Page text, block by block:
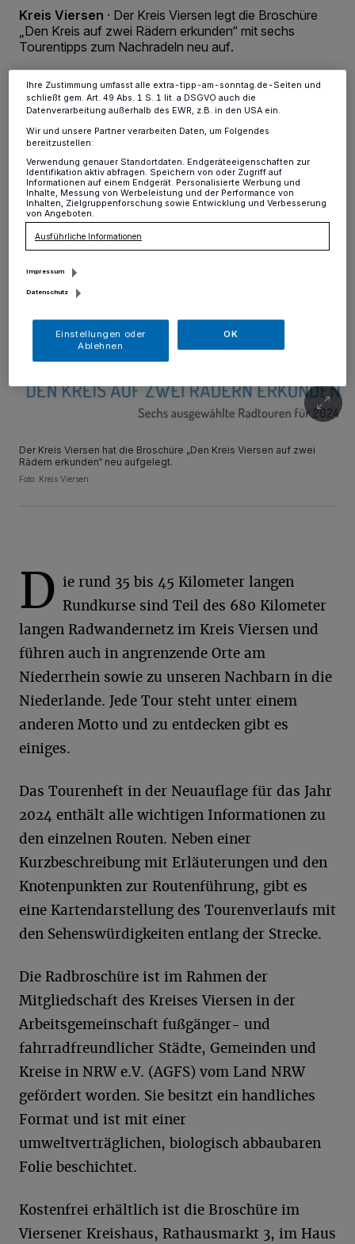
Kreis Viersen · Der Kreis Viersen legt die Broschüre
„Den Kreis auf zwei Rädern erkunden“ mit sechs
Tourentipps zum Nachradeln neu auf.
11.06.2024 , 07:10 Uhr Eine Minute Lesezeit
Der Kreis Viersen hat die Broschüre „Den Kreis Viersen auf zwei
Rädern erkunden“ neu aufgelegt.
Foto: Kreis Viersen
D ie rund 35 bis 45 Kilometer langen
Rundkurse sind Teil des 680 Kilometer
langen Radwandernetz im Kreis Viersen und
führen auch in angrenzende Orte am
Niederrhein sowie zu unseren Nachbarn in die
Niederlande. Jede Tour steht unter einem
anderen Motto und zu entdecken gibt es
einiges.
Das Tourenheft in der Neuauflage für das Jahr
2024 enthält alle wichtigen Informationen zu
den einzelnen Routen. Neben einer
Kurzbeschreibung mit Erläuterungen und den
Knotenpunkten zur Routenführung, gibt es
eine Kartendarstellung des Tourenverlaufs mit
den Sehenswürdigkeiten entlang der Strecke.
Die Radbroschüre ist im Rahmen der
Mitgliedschaft des Kreises Viersen in der
Arbeitsgemeinschaft fußgänger- und
fahrradfreundlicher Städte, Gemeinden und
Kreise in NRW e.V. (AGFS) vom Land NRW
gefördert worden. Sie besitzt ein handliches
Format und ist mit einer
umweltverträglichen, biologisch abbaubaren
Folie beschichtet.
Kostenfrei erhältlich ist die Broschüre im
Viersener Kreishaus, Rathausmarkt 3, im Haus
dieses Menü jederzeit wieder aufrufen, um Ihre Einstellungen zu
ändern oder Ihre Einwilligung zu widerrufen, indem Sie auf den Link
Ihre Einstellungen gelten innerhalb unseres Website. Weitere
Ihre Zustimmung umfasst alle extra-tipp-am-sonntag.de-Seiten und
schließt gem. Art. 49 Abs. 1 S. 1 lit. a DSGVO auch die
Datenverarbeitung außerhalb des EWR, z.B. in den USA ein.
Wir und unsere Partner verarbeiten Daten, um Folgendes
bereitzustellen:
Verwendung genauer Standortdaten. Endgeräteeigenschaften zur
Identifikation aktiv abfragen. Speichern von oder Zugriff auf
Informationen auf einem Endgerät. Personalisierte Werbung und
Inhalte, Messung von Werbeleistung und der Performance von
Inhalten, Zielgruppenforschung sowie Entwicklung und Verbesserung
von Angeboten.
Ausführliche Informationen
Impressum
Datenschutz
Einstellungen oder
Ablehnen
OK